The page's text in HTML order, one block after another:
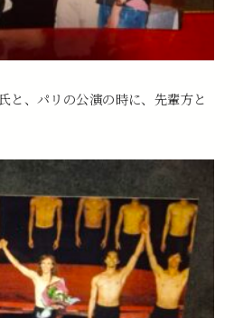
と、パリの公演の時に、先輩方と